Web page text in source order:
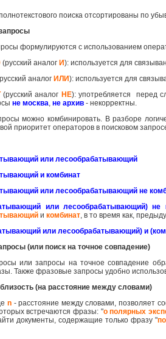
поиска отсортированы по
формулируются с использованием
(русский аналогИ): используется для
аналогИЛИ): используется для
(русский аналог НЕ): употребляется перед
не москва,не архив - некорректны.
можно комбинировать. В разборе
приоритет операторов в поисковом
или лесообрабатывающий
и комбинат
или лесообрабатывающий не
или лесообрабатывающий) не
икомбинат, в то время как,
или лесообрабатывающий) и
(или поиск на точное совпадение)
или запросы на точное совпадение
Также фразовые запросы удобно
(на расстояние между словами)
n- расстояние между словами, позволяет
встречаются фразы: "о полярных
документы, содержащие только фразу "